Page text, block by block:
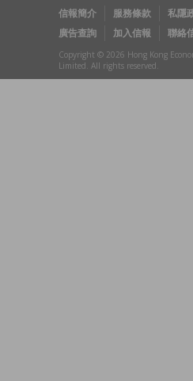
信報簡介 服務條款 私隱
廣告查詢
加入信報 聯絡
Copyright © 2026 Hong Kong
Limited. All rights reserved.